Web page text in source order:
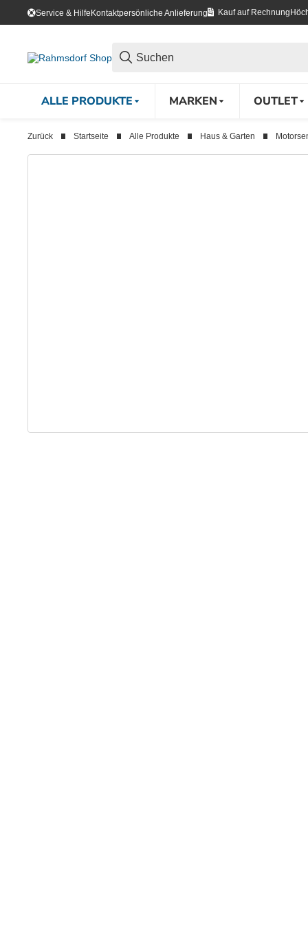
Service & HilfeKontaktpersönliche Anlieferung Kauf auf Rechnung
ALLE PRODUKTE MARKEN OUTLET
Zurück Startseite Alle Produkte Haus & Garten